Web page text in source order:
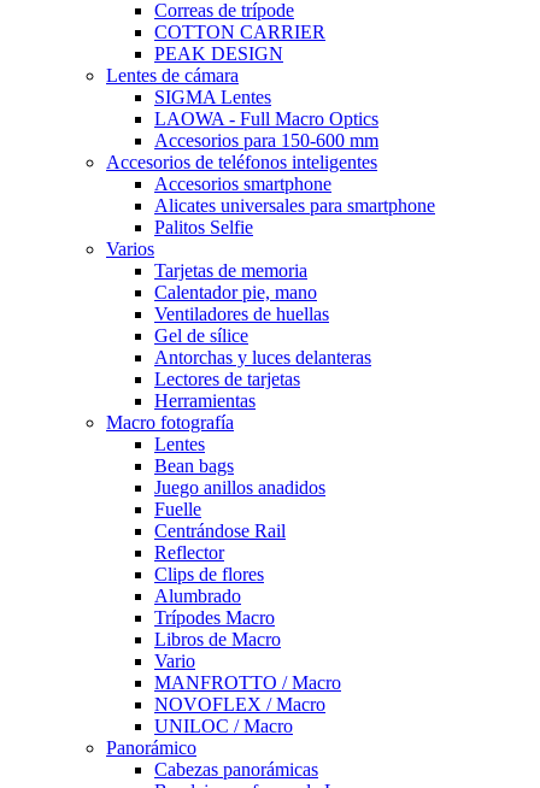
Correas de trípode
COTTON CARRIER
PEAK DESIGN
Lentes de cámara
SIGMA Lentes
LAOWA - Full Macro Optics
Accesorios para 150-600 mm
Accesorios de teléfonos inteligentes
Accesorios smartphone
Alicates universales para smartphone
Palitos Selfie
Varios
Tarjetas de memoria
Calentador pie, mano
Ventiladores de huellas
Gel de sílice
Antorchas y luces delanteras
Lectores de tarjetas
Herramientas
Macro fotografía
Lentes
Bean bags
Juego anillos anadidos
Fuelle
Centrándose Rail
Reflector
Clips de flores
Alumbrado
Trípodes Macro
Libros de Macro
Vario
MANFROTTO / Macro
NOVOFLEX / Macro
UNILOC / Macro
Panorámico
Cabezas panorámicas